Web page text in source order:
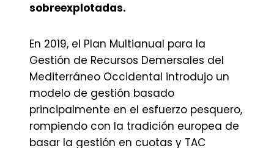
sobreexplotadas.
En 2019, el Plan Multianual para la
Gestión de Recursos Demersales del
Mediterráneo Occidental introdujo un
modelo de gestión basado
principalmente en el esfuerzo pesquero,
rompiendo con la tradición europea de
basar la gestión en cuotas y TAC